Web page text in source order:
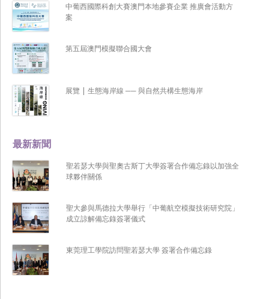
最新新聞
聖若瑟大學與聖奧古斯丁大學簽署合作備忘錄以加強全
球夥伴關係
聖大參與馬德拉大學舉行「中葡航空模擬技術研究院」
成立諒解備忘錄簽署儀式
東莞理工學院訪問聖若瑟大學 簽署合作備忘錄
中葡西國際科創大賽澳門本地參賽企業 推廣會活動方
案
第五屆澳門模擬聯合國大會
展覽 | 生態海岸線 ── 與自然共構生態海岸